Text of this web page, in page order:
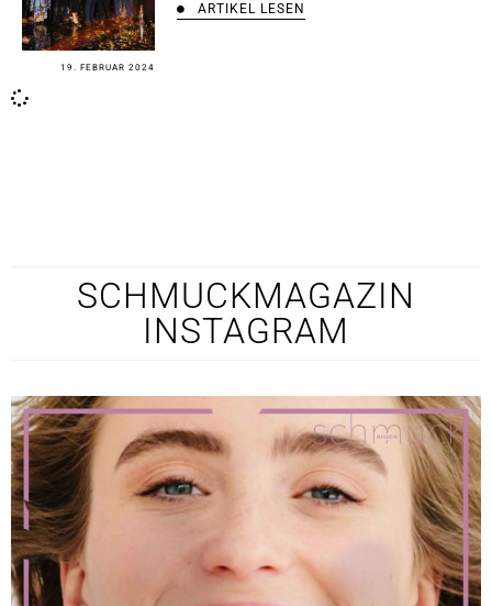
19. FEBRUAR 2024
ARTIKEL LESEN
SCHMUCKMAGAZIN
INSTAGRAM